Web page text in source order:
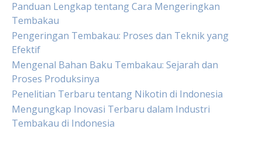
Panduan Lengkap tentang Cara Mengeringkan
Tembakau
Pengeringan Tembakau: Proses dan Teknik yang
Efektif
Mengenal Bahan Baku Tembakau: Sejarah dan
Proses Produksinya
Penelitian Terbaru tentang Nikotin di Indonesia
Mengungkap Inovasi Terbaru dalam Industri
Tembakau di Indonesia